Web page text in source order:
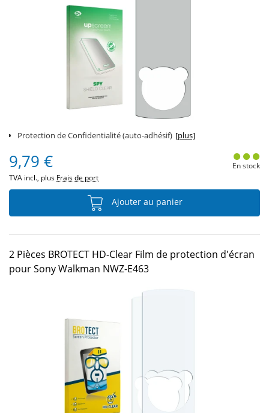
Protection de Confidentialité (auto-adhésif) [plus]
9,79 €
TVA incl., plus Frais de port
En stock
Ajouter au panier
2 Pièces BROTECT HD-Clear Film de protection d'écran
pour Sony Walkman NWZ-E463